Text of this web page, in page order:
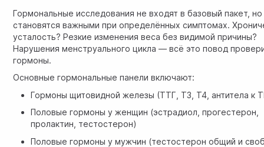
Гормональные исследования не входят в базовый пакет, но
становятся важными при определённых симптомах.
усталость? Резкие изменения веса без видимой причины?
Нарушения менструального цикла — всё это повод
гормоны.
Основные гормональные панели включают:
Гормоны щитовидной железы (ТТГ, Т3, Т4, антитела к
Половые гормоны у женщин (эстрадиол, прогестерон,
пролактин, тестостерон)
Половые гормоны у мужчин (тестостерон общий и